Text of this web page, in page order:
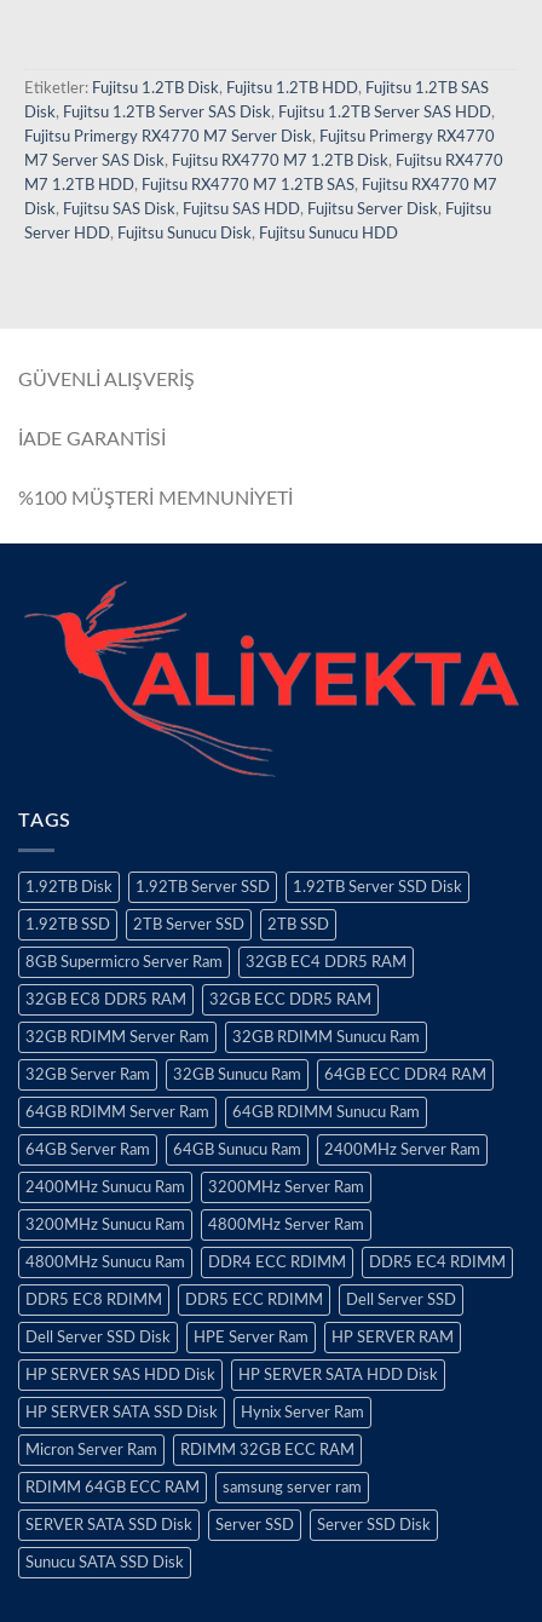
Etiketler: Fujitsu 1.2TB Disk, Fujitsu 1.2TB HDD, Fujitsu 1.2TB SAS
Disk, Fujitsu 1.2TB Server SAS Disk, Fujitsu 1.2TB Server SAS HDD,
Fujitsu Primergy RX4770 M7 Server Disk, Fujitsu Primergy RX4770
M7 Server SAS Disk, Fujitsu RX4770 M7 1.2TB Disk, Fujitsu RX4770
M7 1.2TB HDD, Fujitsu RX4770 M7 1.2TB SAS, Fujitsu RX4770 M7
Disk, Fujitsu SAS Disk, Fujitsu SAS HDD, Fujitsu Server Disk, Fujitsu
Server HDD, Fujitsu Sunucu Disk, Fujitsu Sunucu HDD
GÜVENLİ ALIŞVERİŞ
İADE GARANTİSİ
%100 MÜŞTERİ MEMNUNİYETİ
TAGS
1.92TB Disk 1.92TB Server SSD 1.92TB Server SSD Disk
1.92TB SSD 2TB Server SSD 2TB SSD
8GB Supermicro Server Ram 32GB EC4 DDR5 RAM
32GB EC8 DDR5 RAM 32GB ECC DDR5 RAM
32GB RDIMM Server Ram 32GB RDIMM Sunucu Ram
32GB Server Ram 32GB Sunucu Ram 64GB ECC DDR4 RAM
64GB RDIMM Server Ram 64GB RDIMM Sunucu Ram
64GB Server Ram 64GB Sunucu Ram 2400MHz Server Ram
2400MHz Sunucu Ram 3200MHz Server Ram
3200MHz Sunucu Ram 4800MHz Server Ram
4800MHz Sunucu Ram DDR4 ECC RDIMM DDR5 EC4 RDIMM
DDR5 EC8 RDIMM DDR5 ECC RDIMM Dell Server SSD
Dell Server SSD Disk HPE Server Ram HP SERVER RAM
HP SERVER SAS HDD Disk HP SERVER SATA HDD Disk
HP SERVER SATA SSD Disk Hynix Server Ram
Micron Server Ram RDIMM 32GB ECC RAM
RDIMM 64GB ECC RAM samsung server ram
SERVER SATA SSD Disk Server SSD Server SSD Disk
Sunucu SATA SSD Disk